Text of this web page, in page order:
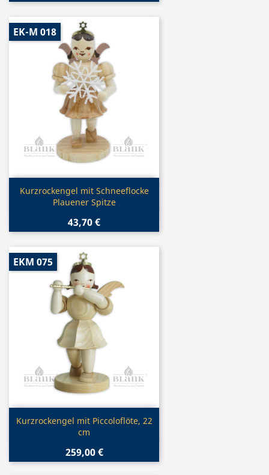
Vorschau
Kurzrockengel mit Schneeflocke
Plauener Spitze
43,70 €
EK-M 018
Vorschau
Kurzrockengel mit Piccoloflöte, 22
cm
259,00 €
EKM 075